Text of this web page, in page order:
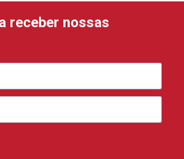
receber nossas